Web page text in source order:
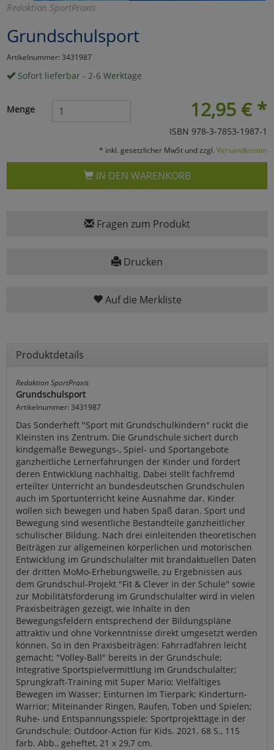
Redaktion SportPraxis
Grundschulsport
Artikelnummer: 3431987
Sofort lieferbar - 2-6 Werktage
12,95 € *
Menge
ISBN 978-3-7853-1987-1
* inkl. gesetzlicher MwSt und zzgl. Versandkosten
IN DEN WARENKORB
Fragen zum Produkt
Drucken
Auf die Merkliste
Produktdetails
Redaktion SportPraxis
Grundschulsport
Artikelnummer: 3431987
Das Sonderheft "Sport mit Grundschulkindern" rückt die
Kleinsten ins Zentrum. Die Grundschule sichert durch
kindgemäße Bewegungs-, Spiel- und Sportangebote
ganzheitliche Lernerfahrungen der Kinder und fördert
deren Entwicklung nachhaltig. Dabei stellt fachfremd
erteilter Unterricht an bundesdeutschen Grundschulen
auch im Sportunterricht keine Ausnahme dar. Kinder
wollen sich bewegen und haben Spaß daran. Sport und
Bewegung sind wesentliche Bestandteile ganzheitlicher
schulischer Bildung. Nach drei einleitenden theoretischen
Beiträgen zur allgemeinen körperlichen und motorischen
Entwicklung im Grundschulalter mit brandaktuellen Daten
der dritten MoMo-Erhebungswelle, zu Ergebnissen aus
dem Grundschul-Projekt "Fit & Clever in der Schule" sowie
zur Mobilitätsförderung im Grundschulalter wird in vielen
Praxisbeiträgen gezeigt, wie Inhalte in den
Bewegungsfeldern entsprechend der Bildungspläne
attraktiv und ohne Vorkenntnisse direkt umgesetzt werden
können. So in den Praxisbeiträgen: Fahrradfahren leicht
gemacht; "Volley-Ball" bereits in der Grundschule;
Integrative Sportspielvermittlung im Grundschulalter;
Sprungkraft-Training mit Super Mario; Vielfältiges
Bewegen im Wasser; Einturnen im Tierpark; Kinderturn-
Warrior; Miteinander Ringen, Raufen, Toben und Spielen;
Ruhe- und Entspannungsspiele; Sportprojekttage in der
Grundschule; Outdoor-Action für Kids. 2021. 68 S., 115
farb. Abb., geheftet, 21 x 29,7 cm.
Umfragetools
Cookies
Alle Akzeptieren
Einstellungen speichern
zurückzu Haupptseite